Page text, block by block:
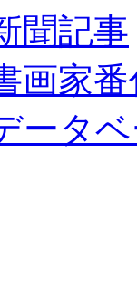
聞記事
画家
ータ